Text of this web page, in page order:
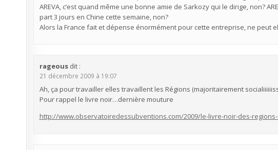
AREVA, c’est quand même une bonne amie de Sarkozy qui le dirige, non?
part 3 jours en Chine cette semaine, non?
Alors la France fait et dépense énormément pour cette entreprise, ne peut
rageous dit :
21 décembre 2009 à 19:07
Ah, ça pour travailler elles travaillent les Régions (majoritairement
Pour rappel le livre noir…dernière mouture
http://www.observatoiredessubventions.com/2009/le-livre-noir-des-